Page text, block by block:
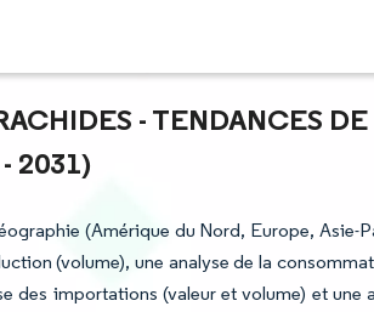
- TENDANCES DE
2031)
(Amérique du Nord, Europe, Asie-
(volume), une analyse de la
des importations (valeur et volume) et une